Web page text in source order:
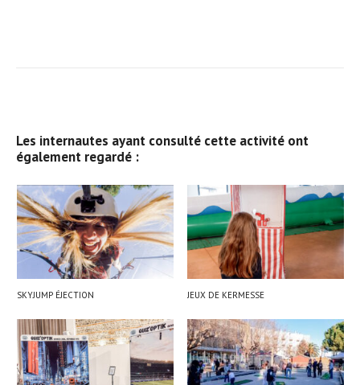
Les internautes ayant consulté cette activité ont
également regardé :
SKYJUMP ÉJECTION JEUX DE KERMESSE